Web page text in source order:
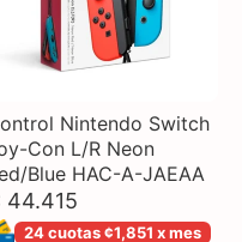
Nintendo Switch
Con L/R Neon
Blue HAC-A-JAEAA
44.415
24 cuotas ¢1,851 x mes